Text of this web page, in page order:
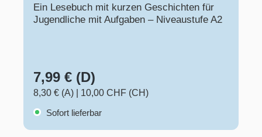
Ein Lesebuch mit kurzen Geschichten für
Jugendliche mit Aufgaben – Niveaustufe A2
7,99 € (D)
8,30 € (A)
10,00 CHF (CH)
Sofort lieferbar